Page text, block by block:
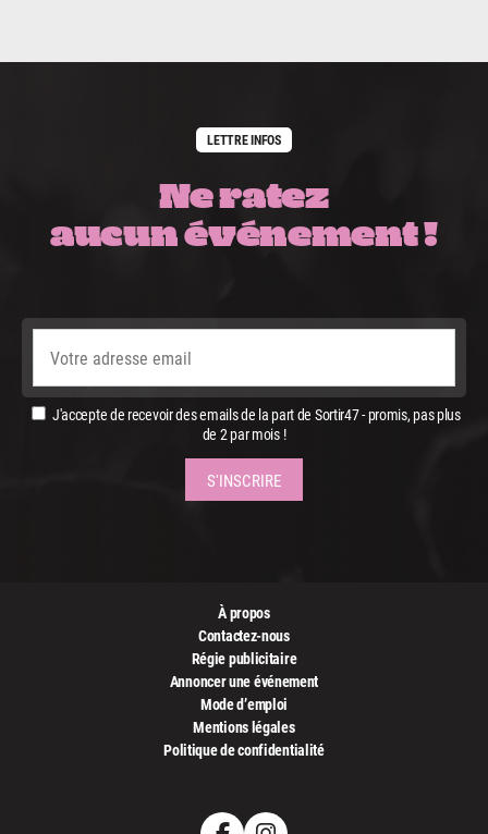
LETTRE INFOS
Ne ratez
aucun événement !
J'accepte de recevoir des emails de la part de Sortir47 - promis, pas plus
de 2 par mois !
À propos
Contactez-nous
Régie publicitaire
Annoncer une événement
Mode d’emploi
Mentions légales
Politique de confidentialité